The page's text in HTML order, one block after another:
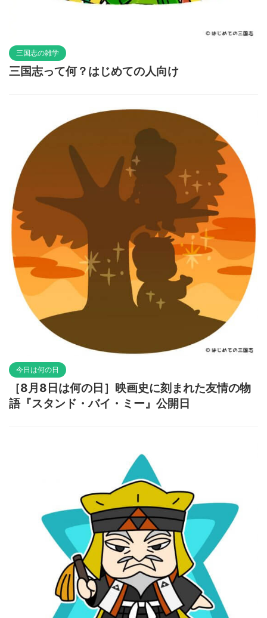
三国志の雑学
三国志って何？はじめての人向け
今日は何の日
［8月8日は何の日］映画史に刻まれた友情の物
語『スタンド・バイ・ミー』公開日